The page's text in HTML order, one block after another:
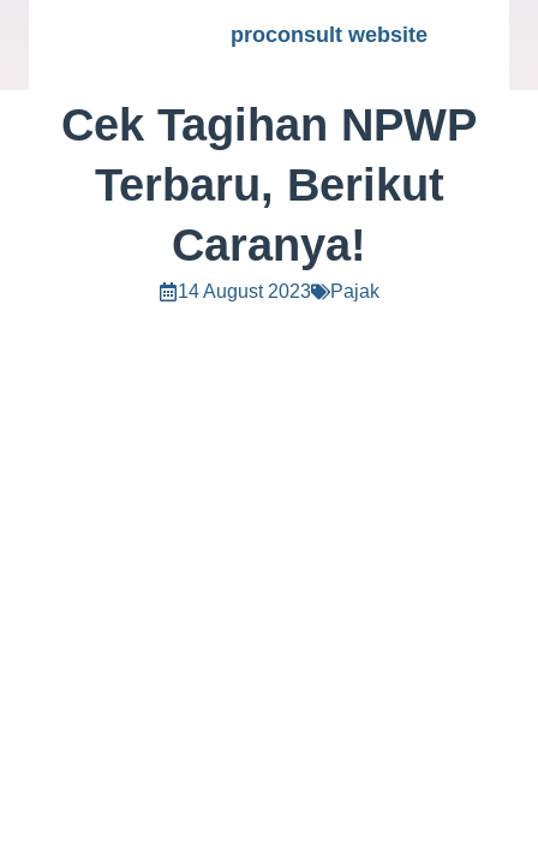
proconsult website
Cek Tagihan NPWP
Terbaru, Berikut
Caranya!
14 August 2023 Pajak